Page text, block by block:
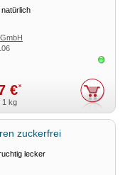
€*
1 kg
zuckerfrei
lecker